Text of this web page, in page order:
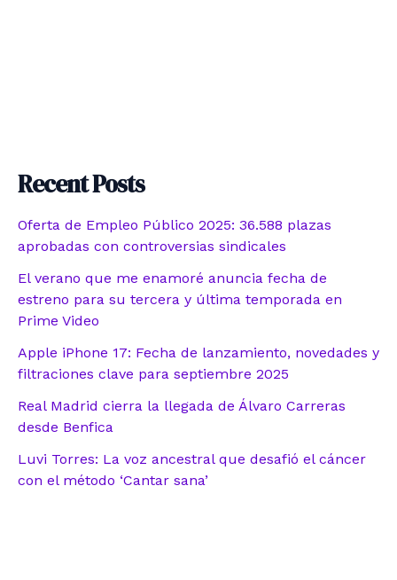
Recent Posts
Oferta de Empleo Público 2025: 36.588 plazas
aprobadas con controversias sindicales
El verano que me enamoré anuncia fecha de
estreno para su tercera y última temporada en
Prime Video
Apple iPhone 17: Fecha de lanzamiento, novedades y
filtraciones clave para septiembre 2025
Real Madrid cierra la llegada de Álvaro Carreras
desde Benfica
Luvi Torres: La voz ancestral que desafió el cáncer
con el método ‘Cantar sana’